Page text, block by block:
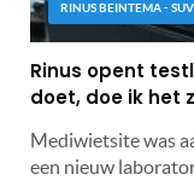
RINUS BEINTEMA -
Rinus opent
doet, doe ik het
Mediwietsite was
een nieuw